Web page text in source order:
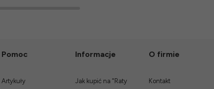
Pomoc
Artykuły
Informacje
Jak kupić na "Raty
O firmie
Kontakt